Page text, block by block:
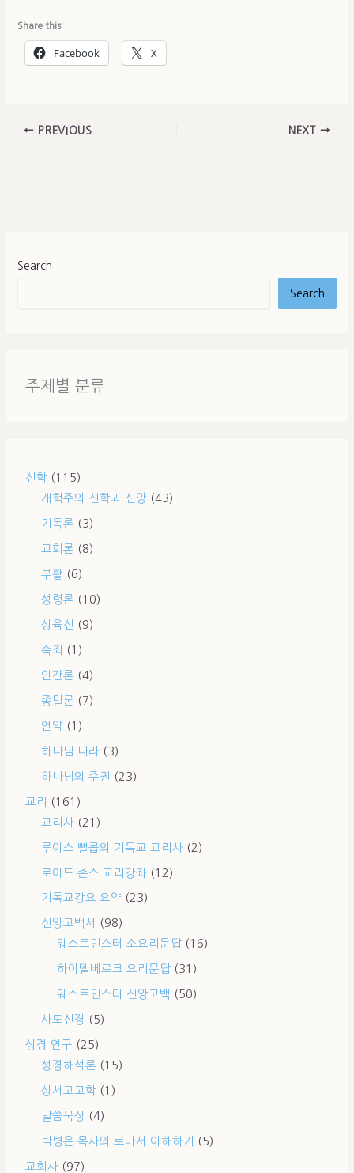
Share this:
Facebook X
PREVIOUS NEXT
Search
Search
주제별 분류
신학 (115)
개혁주의 신학과 신앙 (43)
기독론 (3)
교회론 (8)
부활 (6)
성령론 (10)
성육신 (9)
속죄 (1)
인간론 (4)
종말론 (7)
언약 (1)
하나님 나라 (3)
하나님의 주권 (23)
교리
(161)
교리사 (21)
루이스 뻘콥의 기독교 교리사 (2)
로이드 존스 교리강좌 (12)
기독교강요 요약 (23)
신앙고백서
(98)
웨스트민스터 소요리문답(16)
하이델베르크 요리문답(31)
웨스트민스터 신앙고백 (50)
사도신경 (5)
성경 연구 (25)
성경해석론 (15)
성서고고학 (1)
말씀묵상 (4)
박병은 목사의 로마서 이해하기 (5)
교회사 (97)